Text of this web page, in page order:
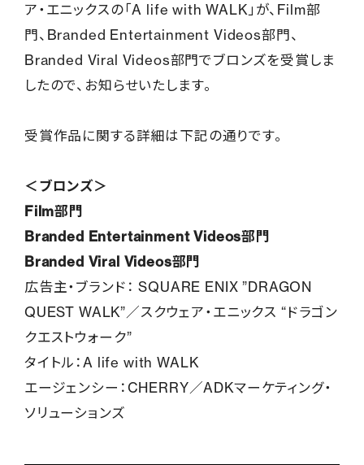
ア・エニックスの「A life with WALK」が、Film部
門、Branded Entertainment Videos部門、
Branded Viral Videos部門でブロンズを受賞しま
したので、お知らせいたします。
受賞作品に関する詳細は下記の通りです。
＜ブロンズ＞
Film部門
Branded Entertainment Videos部門
Branded Viral Videos部門
広告主・ブランド： SQUARE ENIX ”DRAGON
QUEST WALK”／スクウェア・エニックス “ドラゴン
クエストウォーク”
タイトル：A life with WALK
エージェンシー：CHERRY／ADKマーケティング・
ソリューションズ